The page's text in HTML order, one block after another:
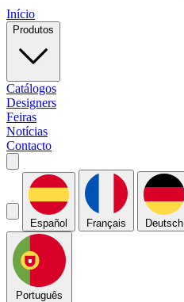
Início
Produtos
Catálogos
Designers
Feiras
Notícias
Contacto
Español Français Deutsch
Português